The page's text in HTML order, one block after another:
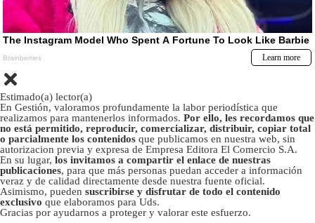
Estimado(a) lector(a)
En Gestión, valoramos profundamente la labor periodística que
realizamos para mantenerlos informados. Por ello, les recordamos que
no está permitido, reproducir, comercializar, distribuir, copiar total
o parcialmente los contenidos que publicamos en nuestra web, sin
autorizacion previa y expresa de Empresa Editora El Comercio S.A.
En su lugar, los invitamos a compartir el enlace de nuestras
publicaciones, para que más personas puedan acceder a información
veraz y de calidad directamente desde nuestra fuente oficial.
Asimismo, pueden suscribirse y disfrutar de todo el contenido
exclusivo que elaboramos para Uds.
Gracias por ayudarnos a proteger y valorar este esfuerzo.